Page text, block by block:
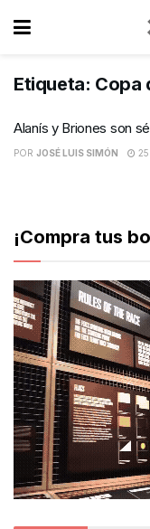
Etiqueta: Copa
Alanís y Briones son
POR JOSÉ LUIS SIMÓN
¡Compra tus